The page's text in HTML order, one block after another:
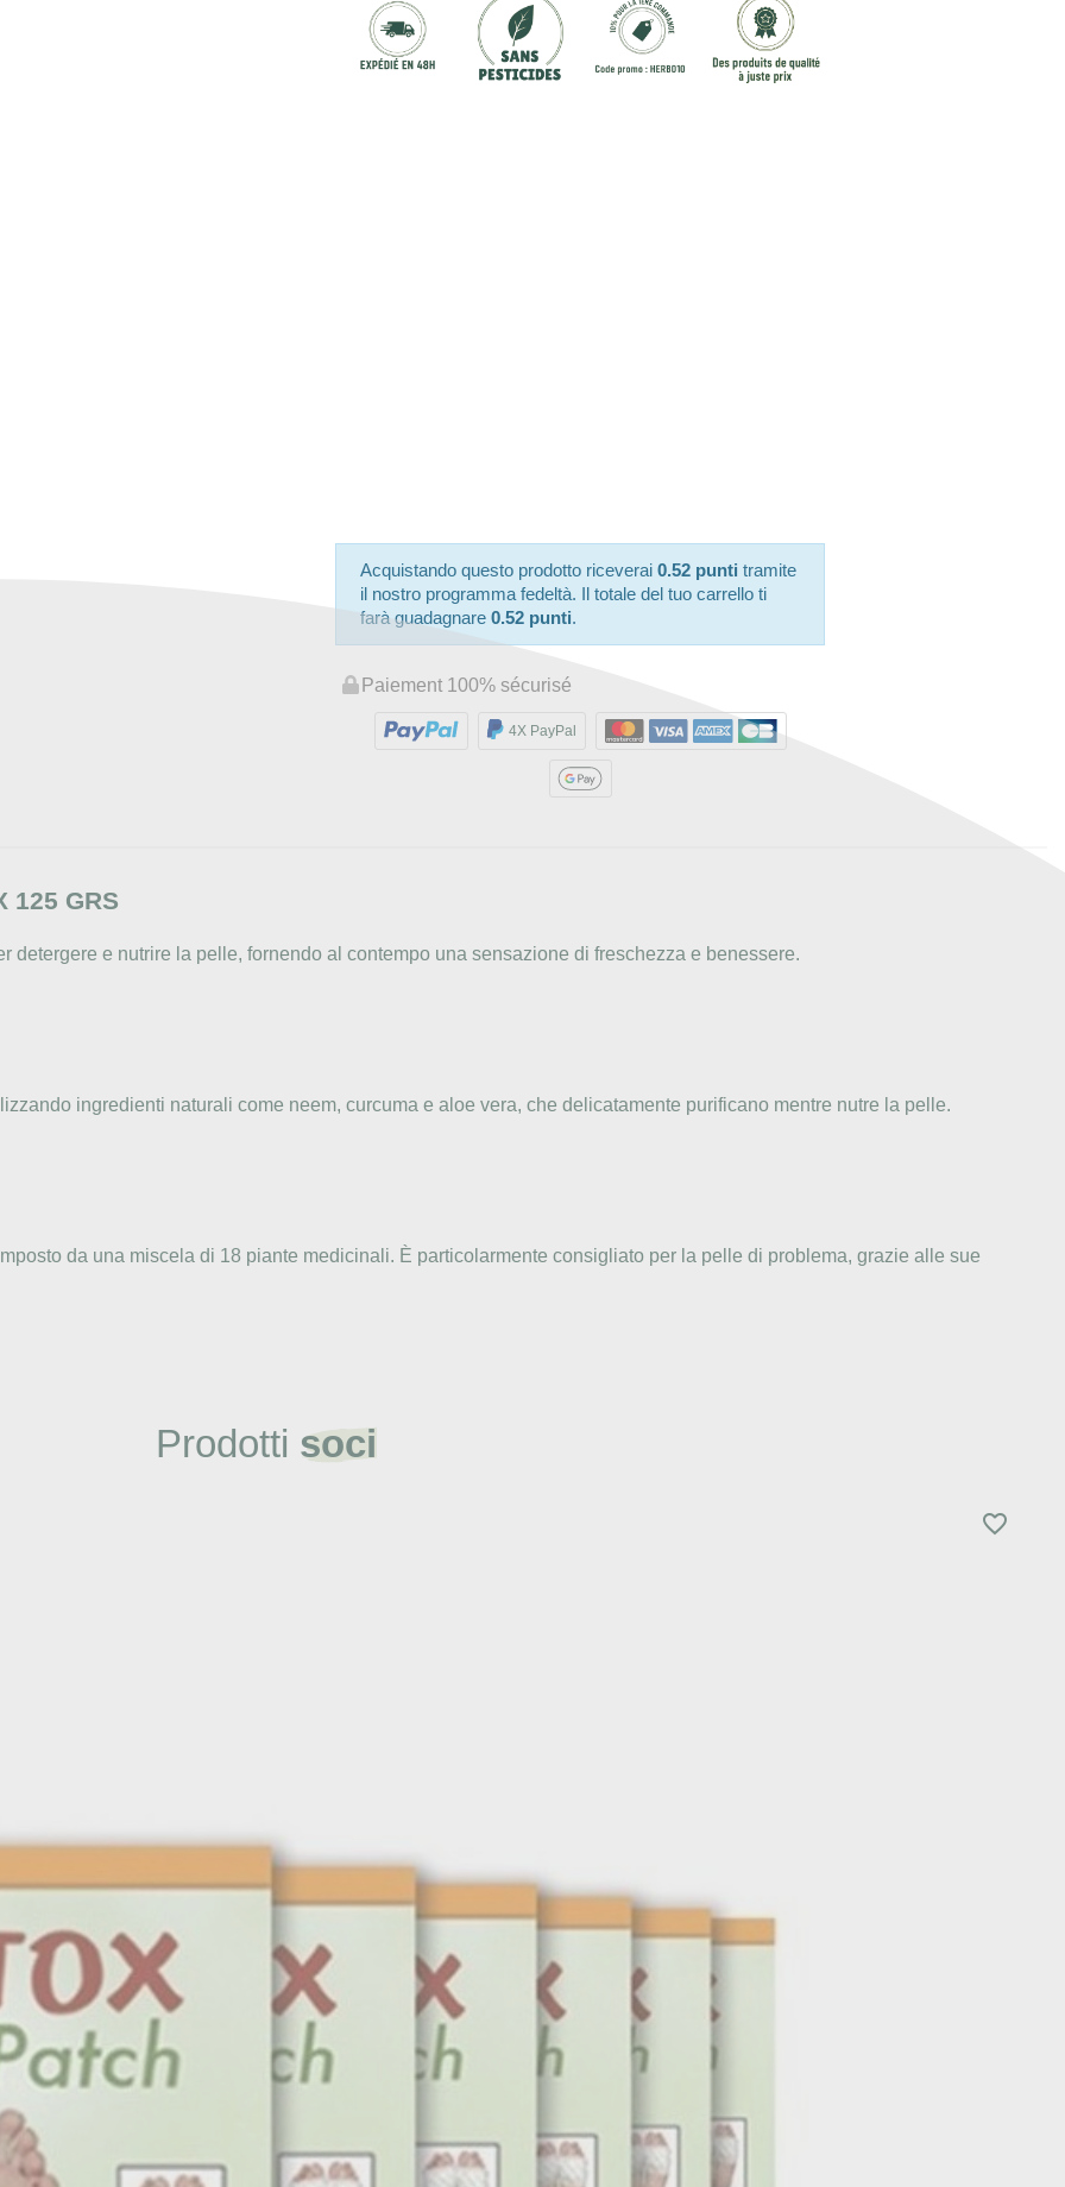
Acquistando questo prodotto riceverai0.52 punti tramite
il nostro programma fedeltà. Il totale del tuo carrello ti
farà guadagnare0.52 punti.
Paiement 100% sécurisé
4X PayPal
125 GRS
detergere e nutrire la pelle, fornendo al contempo una sensazione di freschezza e benessere.
ingredienti naturali come neem, curcuma e aloe vera, che delicatamente purificano mentre nutre la pelle.
da una miscela di 18 piante medicinali. È particolarmente consigliato per la pelle di problema, grazie alle sue
Prodotti soci
favorite_border